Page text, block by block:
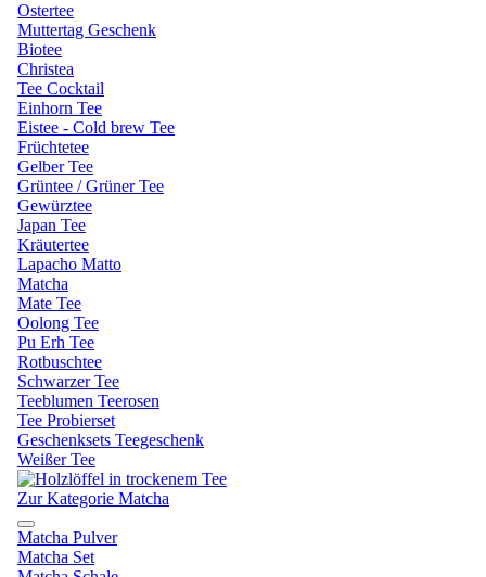
Ostertee
Muttertag Geschenk
Biotee
Christea
Tee Cocktail
Einhorn Tee
Eistee - Cold brew Tee
Früchtetee
Gelber Tee
Grüntee / Grüner Tee
Gewürztee
Japan Tee
Kräutertee
Lapacho Matto
Matcha
Mate Tee
Oolong Tee
Pu Erh Tee
Rotbuschtee
Schwarzer Tee
Teeblumen Teerosen
Tee Probierset
Geschenksets Teegeschenk
Weißer Tee
Zur Kategorie Matcha
Matcha Pulver
Matcha Set